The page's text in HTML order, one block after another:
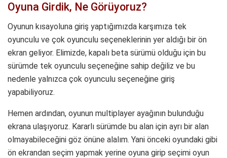
Oyuna Girdik, Ne Görüyoruz?
Oyunun kısayoluna giriş yaptığımızda karşımıza tek
oyunculu ve çok oyunculu seçeneklerinin yer aldığı bir ön
ekran geliyor. Elimizde, kapalı beta sürümü olduğu için bu
sürümde tek oyunculu seçeneğine sahip değiliz ve bu
nedenle yalnızca çok oyunculu seçeneğine giriş
yapabiliyoruz.
Hemen ardından, oyunun multiplayer ayağının bulunduğu
ekrana ulaşıyoruz. Kararlı sürümde bu alan için ayrı bir alan
olmayabileceğini göz önüne alalım. Yani önceki oyundaki gibi
ön ekrandan seçim yapmak yerine oyuna girip seçimi oyun